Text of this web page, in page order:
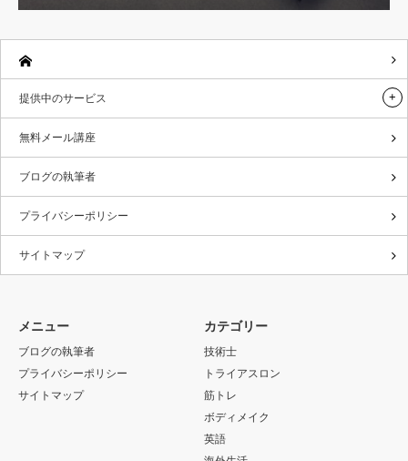
提供中のサービス
無料メール講座
ブログの執筆者
プライバシーポリシー
サイトマップ
メニュー
ブログの執筆者
プライバシーポリシー
サイトマップ
カテゴリー
技術士
トライアスロン
筋トレ
ボディメイク
英語